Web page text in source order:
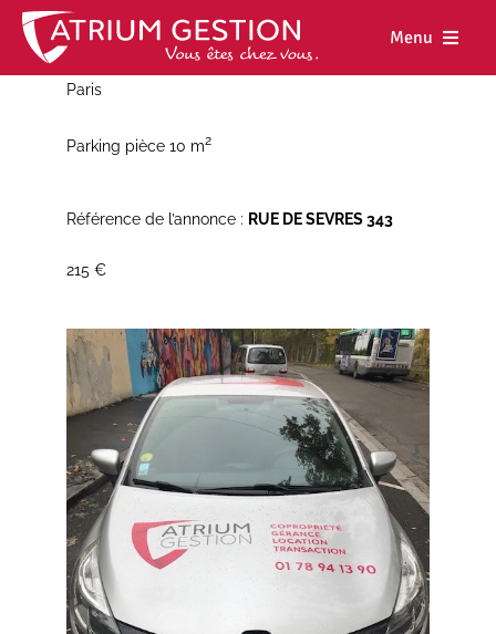
Skip
content
Menu
Nos
Espace
Paris
Parking pièce 10 m2
Référence de l’annonce : RUE DE SEVRES 343
215 €